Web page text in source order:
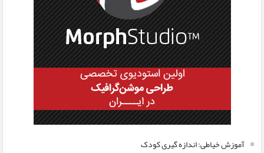
آموزش خیاطی: اندازه گیری کودک